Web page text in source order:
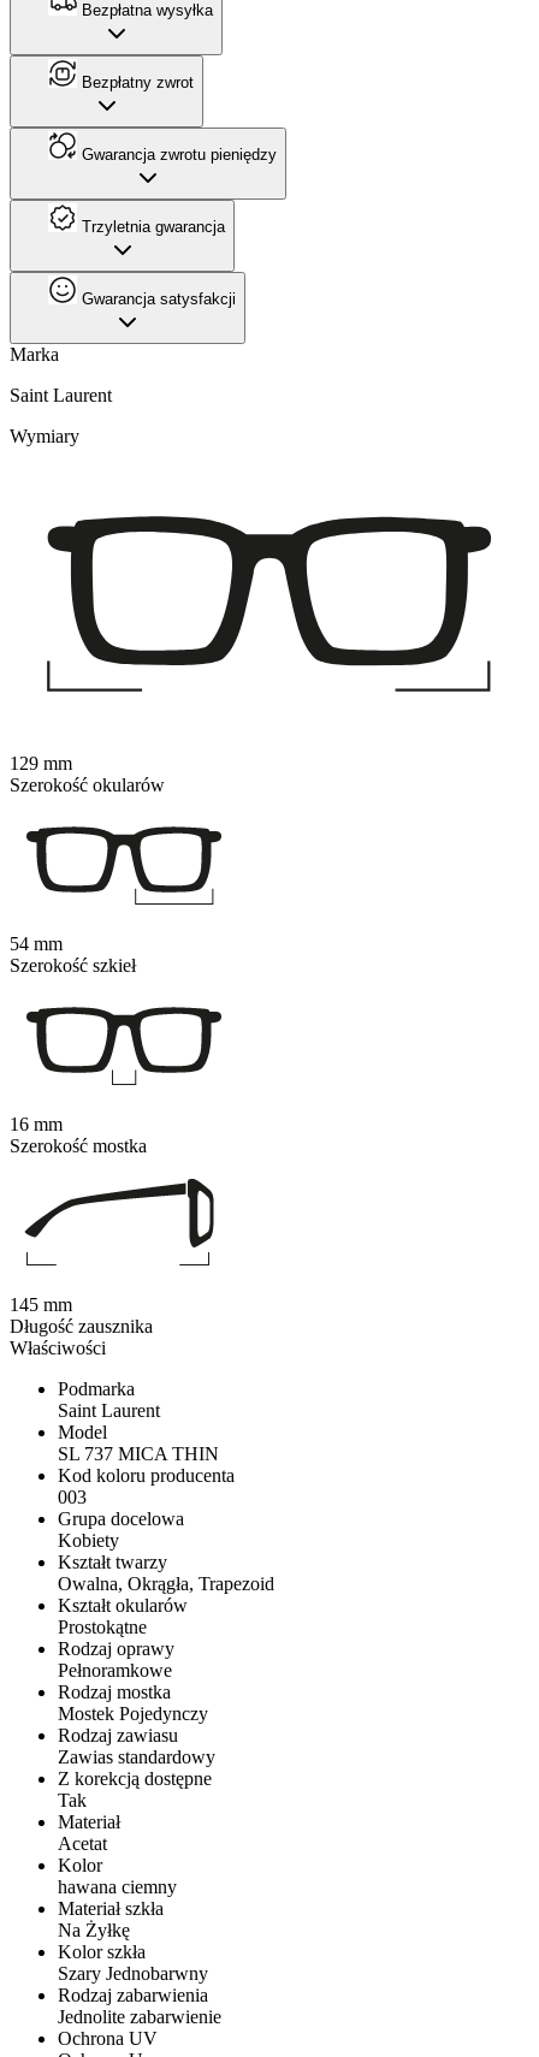
Bezpłatna wysyłka
Bezpłatny zwrot
Gwarancja zwrotu pieniędzy
Trzyletnia gwarancja
Gwarancja satysfakcji
Marka
Saint Laurent
Właściwości
Podmarka
Saint Laurent
Model
SL 737 MICA THIN
Kod koloru producenta
003
Grupa docelowa
Kobiety
Kształt twarzy
Owalna, Okrągła, Trapezoid
Kształt okularów
Prostokątne
Rodzaj oprawy
Pełnoramkowe
Rodzaj mostka
Mostek Pojedynczy
Rodzaj zawiasu
Zawias standardowy
Z korekcją dostępne
Tak
Materiał
Acetat
Kolor
hawana ciemny
Materiał szkła
Na Żyłkę
Kolor szkła
Szary Jednobarwny
Rodzaj zabarwienia
Jednolite zabarwienie
Ochrona UV
Wymiary
129 mm
Szerokość okularów
54 mm
Szerokość szkieł
16 mm
Szerokość mostka
145 mm
Długość zausznika